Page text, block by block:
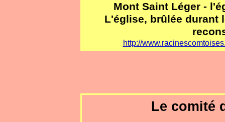
Mont Saint Léger -
L'église, brûlée durant
http://
Le comité